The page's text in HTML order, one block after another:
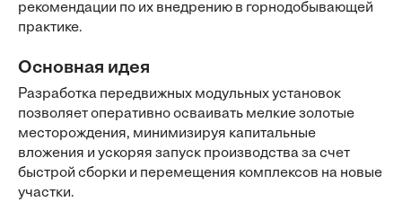
рекомендации по их внедрению в горнодобывающей
практике.
Основная идея
Разработка передвижных модульных установок
позволяет оперативно осваивать мелкие золотые
месторождения, минимизируя капитальные
вложения и ускоряя запуск производства за счет
быстрой сборки и перемещения комплексов на новые
участки.